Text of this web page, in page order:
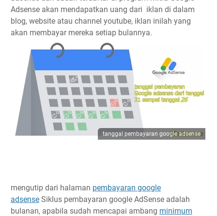
Adsense akan mendapatkan uang dari iklan di dalam
blog, website atau channel youtube, iklan inilah yang
akan membayar mereka setiap bulannya.
tanggal pembayaran google adsense
mengutip dari halaman pembayaran google
adsense Siklus pembayaran google AdSense adalah
bulanan, apabila sudah mencapai ambang minimum